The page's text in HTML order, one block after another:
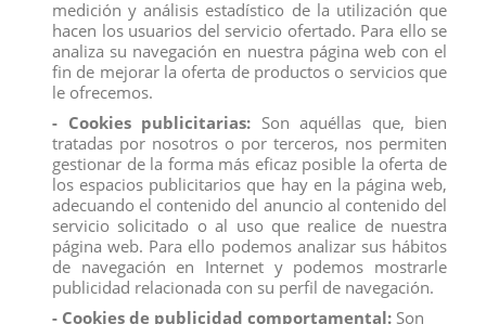
Conoce las muñecas más adorables que
puedes coleccionar.
Muñeca de moda, con rostro estampado y ropa
con hermosos detalles.
El set incluye una muñeca de 15 cm, un
conjunto completo que incluye zapatos y un
cepillo para el pelo.
Todos los productos de nuestrocatálogoobtienen el certificado
exigido por la U.E.
Compraahora y recíbelo en 24/48 horas en su establecimiento.
Recuerde que disponemos de unchat donde le atendemos
personalmente, pregúntenos sus dudas.
medición y análisis estadístico de la utilización que
hacen los usuarios del servicio ofertado. Para ello se
analiza su navegación en nuestra página web con el
fin de mejorar la oferta de productos o servicios que
le ofrecemos.
- Cookies publicitarias: Son aquéllas que, bien
tratadas por nosotros o por terceros, nos permiten
gestionar de la forma más eficaz posible la oferta de
los espacios publicitarios que hay en la página web,
adecuando el contenido del anuncio al contenido del
servicio solicitado o al uso que realice de nuestra
página web. Para ello podemos analizar sus hábitos
de navegación en Internet y podemos mostrarle
publicidad relacionada con su perfil de navegación.
- Cookies de publicidad comportamental: Son